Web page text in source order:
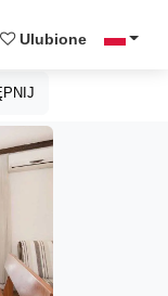
Ulubione